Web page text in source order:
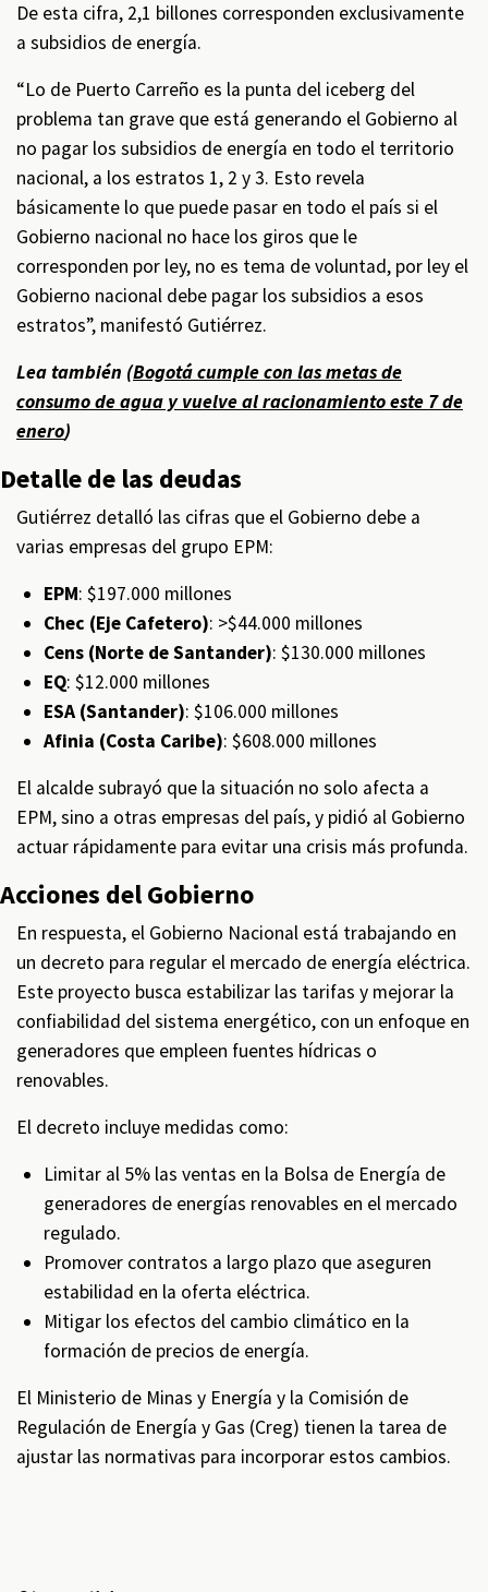
De esta cifra, 2,1 billones corresponden exclusivamente
a subsidios de energía.
“Lo de Puerto Carreño es la punta del iceberg del
problema tan grave que está generando el Gobierno al
no pagar los subsidios de energía en todo el territorio
nacional, a los estratos 1, 2 y 3. Esto revela
básicamente lo que puede pasar en todo el país si el
Gobierno nacional no hace los giros que le
corresponden por ley, no es tema de voluntad, por ley el
Gobierno nacional debe pagar los subsidios a esos
estratos”, manifestó Gutiérrez.
Lea también (Bogotá cumple con las metas de
consumo de agua y vuelve al racionamiento este 7 de
enero)
Detalle de las deudas
Gutiérrez detalló las cifras que el Gobierno debe a
varias empresas del grupo EPM:
EPM: $197.000 millones
Chec (Eje Cafetero): >$44.000 millones
Cens (Norte de Santander): $130.000 millones
EQ: $12.000 millones
ESA (Santander): $106.000 millones
Afinia (Costa Caribe): $608.000 millones
El alcalde subrayó que la situación no solo afecta a
EPM, sino a otras empresas del país, y pidió al Gobierno
actuar rápidamente para evitar una crisis más profunda.
Acciones del Gobierno
En respuesta, el Gobierno Nacional está trabajando en
un decreto para regular el mercado de energía eléctrica.
Este proyecto busca estabilizar las tarifas y mejorar la
confiabilidad del sistema energético, con un enfoque en
generadores que empleen fuentes hídricas o
renovables.
El decreto incluye medidas como:
Limitar al 5% las ventas en la Bolsa de Energía de
generadores de energías renovables en el mercado
regulado.
Promover contratos a largo plazo que aseguren
estabilidad en la oferta eléctrica.
Mitigar los efectos del cambio climático en la
formación de precios de energía.
El Ministerio de Minas y Energía y la Comisión de
Regulación de Energía y Gas (Creg) tienen la tarea de
ajustar las normativas para incorporar estos cambios.